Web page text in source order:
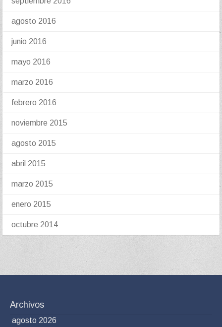
agosto 2016
junio 2016
mayo 2016
marzo 2016
febrero 2016
noviembre 2015
agosto 2015
abril 2015
marzo 2015
enero 2015
octubre 2014
Archivos
agosto 2026